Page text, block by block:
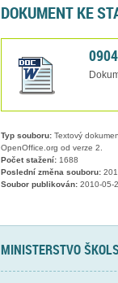
DOKUMENT KE
Typ souboru:Textový
OpenOffice.org od verze 2.
Počet stažení:1688
Poslední změna souboru:
Soubor publikován:2010-05-
MINISTERSTVO